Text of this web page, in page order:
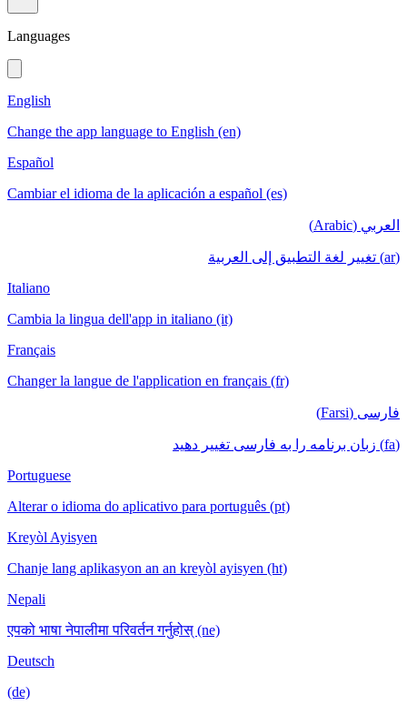
Languages
English
Change the app language to English (en)
Español
Cambiar el idioma de la aplicación a español (es)
العربي (Arabic)
(ar) تغيير لغة التطبيق إلى العربية
Italiano
Cambia la lingua dell'app in italiano (it)
Français
Changer la langue de l'application en français (fr)
فارسی (Farsi)
(fa) زبان برنامه را به فارسی تغییر دهید
Portuguese
Alterar o idioma do aplicativo para português (pt)
Kreyòl Ayisyen
Chanje lang aplikasyon an an kreyòl ayisyen (ht)
Nepali
एपको भाषा नेपालीमा परिवर्तन गर्नुहोस् (ne)
Deutsch
(de)